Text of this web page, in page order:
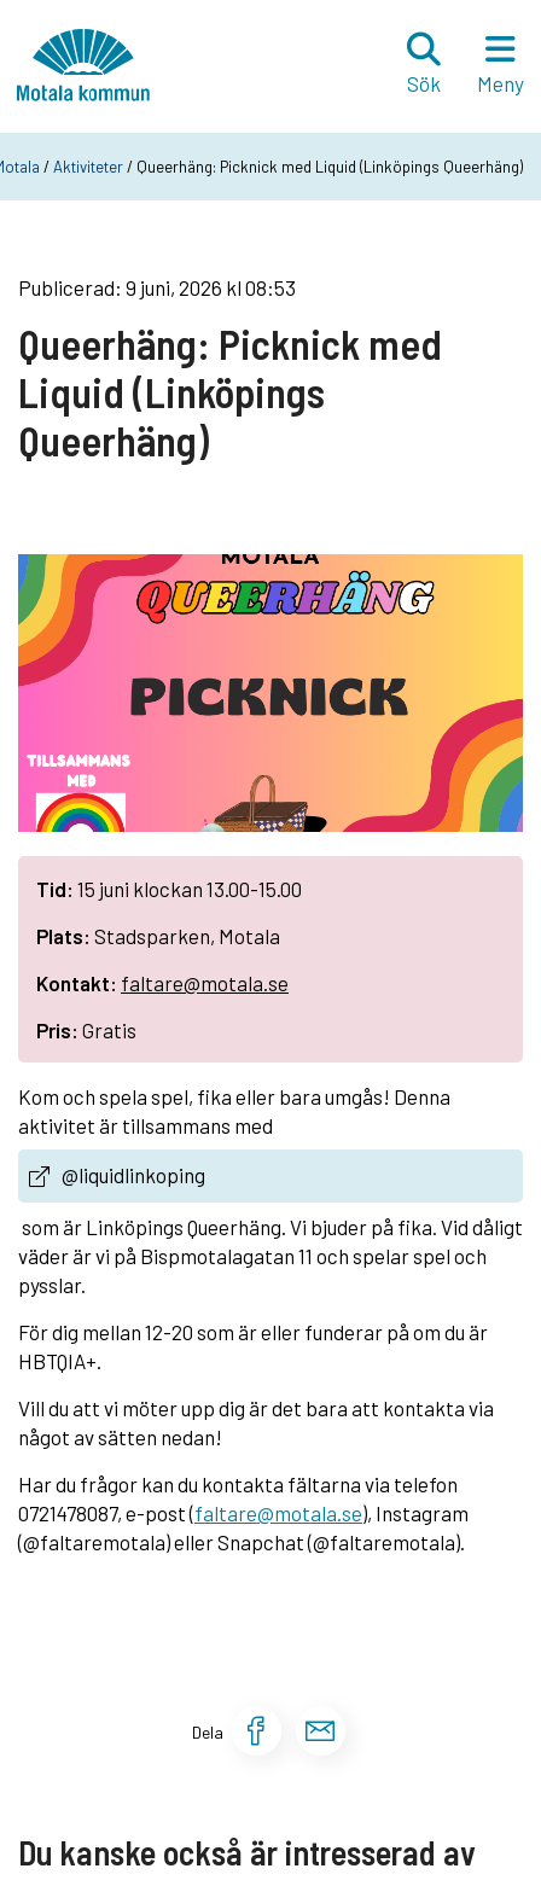
Sök
Meny
/Aktiviteter/ Queerhäng: Picknick med Liquid (Linköpings Queerhäng)
Publicerad: 9 juni, 2026 kl 08:53
Queerhäng: Picknick med
Liquid (Linköpings
Queerhäng)
Tid: 15 juni klockan 13.00-15.00
Plats: Stadsparken, Motala
Kontakt: faltare@motala.se
Pris: Gratis
Kom och spela spel, fika eller bara umgås! Denna
aktivitet är tillsammans med
@liquidlinkoping
som är Linköpings Queerhäng. Vi bjuder på fika. Vid dåligt
väder är vi på Bispmotalagatan 11 och spelar spel och
pysslar.
För dig mellan 12-20 som är eller funderar på om du är
HBTQIA+.
Vill du att vi möter upp dig är det bara att kontakta via
något av sätten nedan!
Har du frågor kan du kontakta fältarna via telefon
0721478087, e-post (faltare@motala.se), Instagram
(@faltaremotala) eller Snapchat (@faltaremotala).
Dela Dela sidan på
Du kanske också är intresserad av